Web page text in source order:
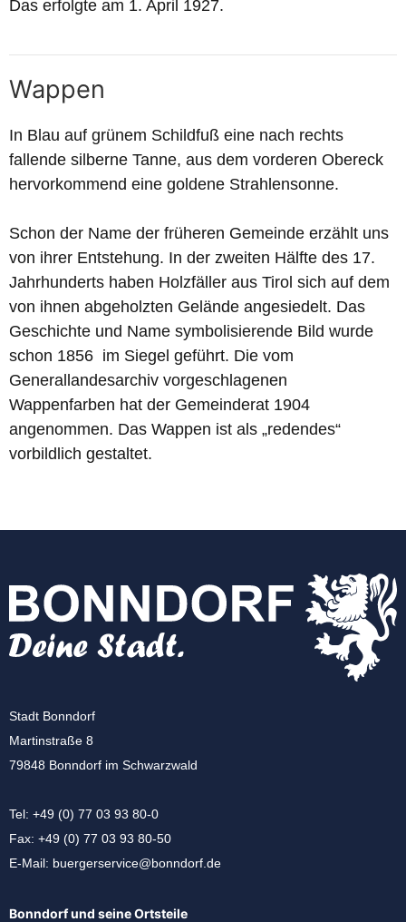
Das erfolgte am 1. April 1927.
Wappen
In Blau auf grünem Schildfuß eine nach rechts
fallende silberne Tanne, aus dem vorderen Obereck
hervorkommend eine goldene Strahlensonne.
Schon der Name der früheren Gemeinde erzählt uns
von ihrer Entstehung. In der zweiten Hälfte des 17.
Jahrhunderts haben Holzfäller aus Tirol sich auf dem
von ihnen abgeholzten Gelände angesiedelt. Das
Geschichte und Name symbolisierende Bild wurde
schon 1856 im Siegel geführt. Die vom
Generallandesarchiv vorgeschlagenen
Wappenfarben hat der Gemeinderat 1904
angenommen. Das Wappen ist als „redendes“
vorbildlich gestaltet.
Stadt Bonndorf
Martinstraße 8
79848 Bonndorf im Schwarzwald
Tel: +49 (0) 77 03 93 80-0
Fax: +49 (0) 77 03 93 80-50
E-Mail: buergerservice@bonndorf.de
Bonndorf und seine Ortsteile